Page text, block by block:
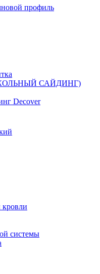
профиль
САЙДИНГ)
Decover
кровли
системы